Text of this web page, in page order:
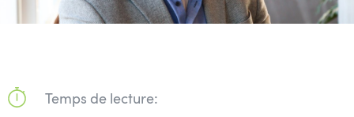
Temps de lecture: